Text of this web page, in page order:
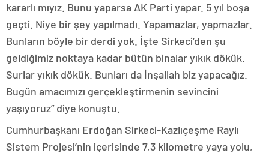
kararlı mıyız. Bunu yaparsa AK Parti yapar. 5 yıl boşa
geçti. Niye bir şey yapılmadı. Yapamazlar, yapmazlar.
Bunların böyle bir derdi yok. İşte Sirkeci’den şu
geldiğimiz noktaya kadar bütün binalar yıkık dökük.
Surlar yıkık dökük. Bunları da İnşallah biz yapacağız.
Bugün amacımızı gerçekleştirmenin sevincini
yaşıyoruz” diye konuştu.
Cumhurbaşkanı Erdoğan Sirkeci-Kazlıçeşme Raylı
Sistem Projesi’nin içerisinde 7,3 kilometre yaya yolu,